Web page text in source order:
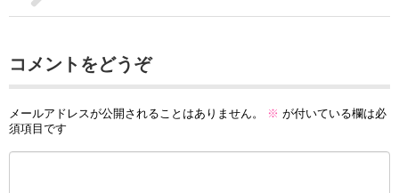
コメントをどうぞ
メールアドレスが公開されることはありません。 ※ が付いている欄は必
須項目です